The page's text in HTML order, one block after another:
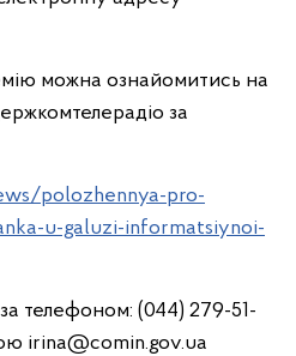
можна ознайомитись на
за
polozhennya-pro-
u-galuzi-informatsiynoi-
телефоном: (044) 279-51-
irina@comin.gov.ua